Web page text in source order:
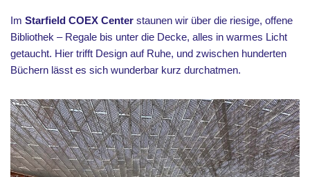
Im Starfield COEX Center staunen wir über die riesige, offene
Bibliothek – Regale bis unter die Decke, alles in warmes Licht
getaucht. Hier trifft Design auf Ruhe, und zwischen hunderten
Büchern lässt es sich wunderbar kurz durchatmen.